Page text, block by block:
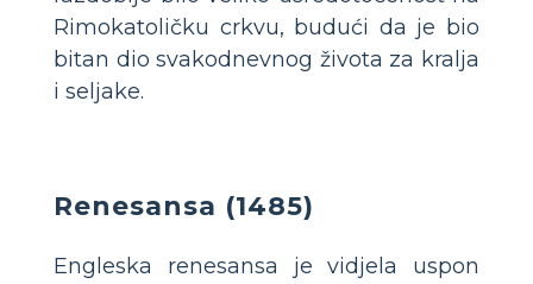
Rimokatoličku crkvu, budući da je bio
bitan dio svakodnevnog života za kralja
i seljake.
Renesansa (1485)
Engleska renesansa je vidjela uspon